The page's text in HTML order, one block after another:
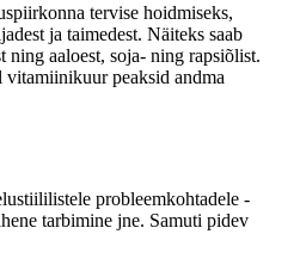
tervise hoidmiseks,
ja taimedest. Näiteks saab
aaloest, soja- ning rapsiõlist.
vitamiinikuur peaksid andma
probleemkohtadele -
tarbimine jne. Samuti pidev